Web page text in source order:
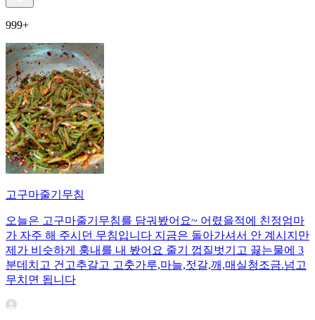
999+
고구마줄기무침
오늘은 고구마줄기무침를 담궈봤어요~ 어렸을적에 친정엄마
가 자주 해 주시던 무침입니다 지금은 돌아가셔서 안 계시지만
제가 비슷하게 훙내를 내 봤어요 줄기 껍질벗기고 끓는물에 3
분데치고 건고추갈고 고춧가루,마늘,젓갈,깨,매실청조금.넘고
무치면 됩니다